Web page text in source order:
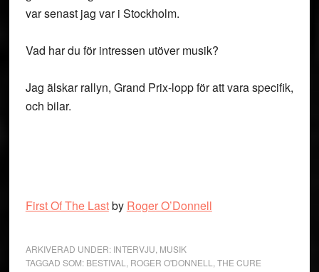
var senast jag var i Stockholm.
Vad har du för intressen utöver musik?
Jag älskar rallyn, Grand Prix-lopp för att vara specifik,
och bilar.
First Of The Lastby Roger O’Donnell
ARKIVERAD UNDER: INTERVJU MUSIK
TAGGAD SOM: BESTIVAL ROGER O'DONNELL THE CURE